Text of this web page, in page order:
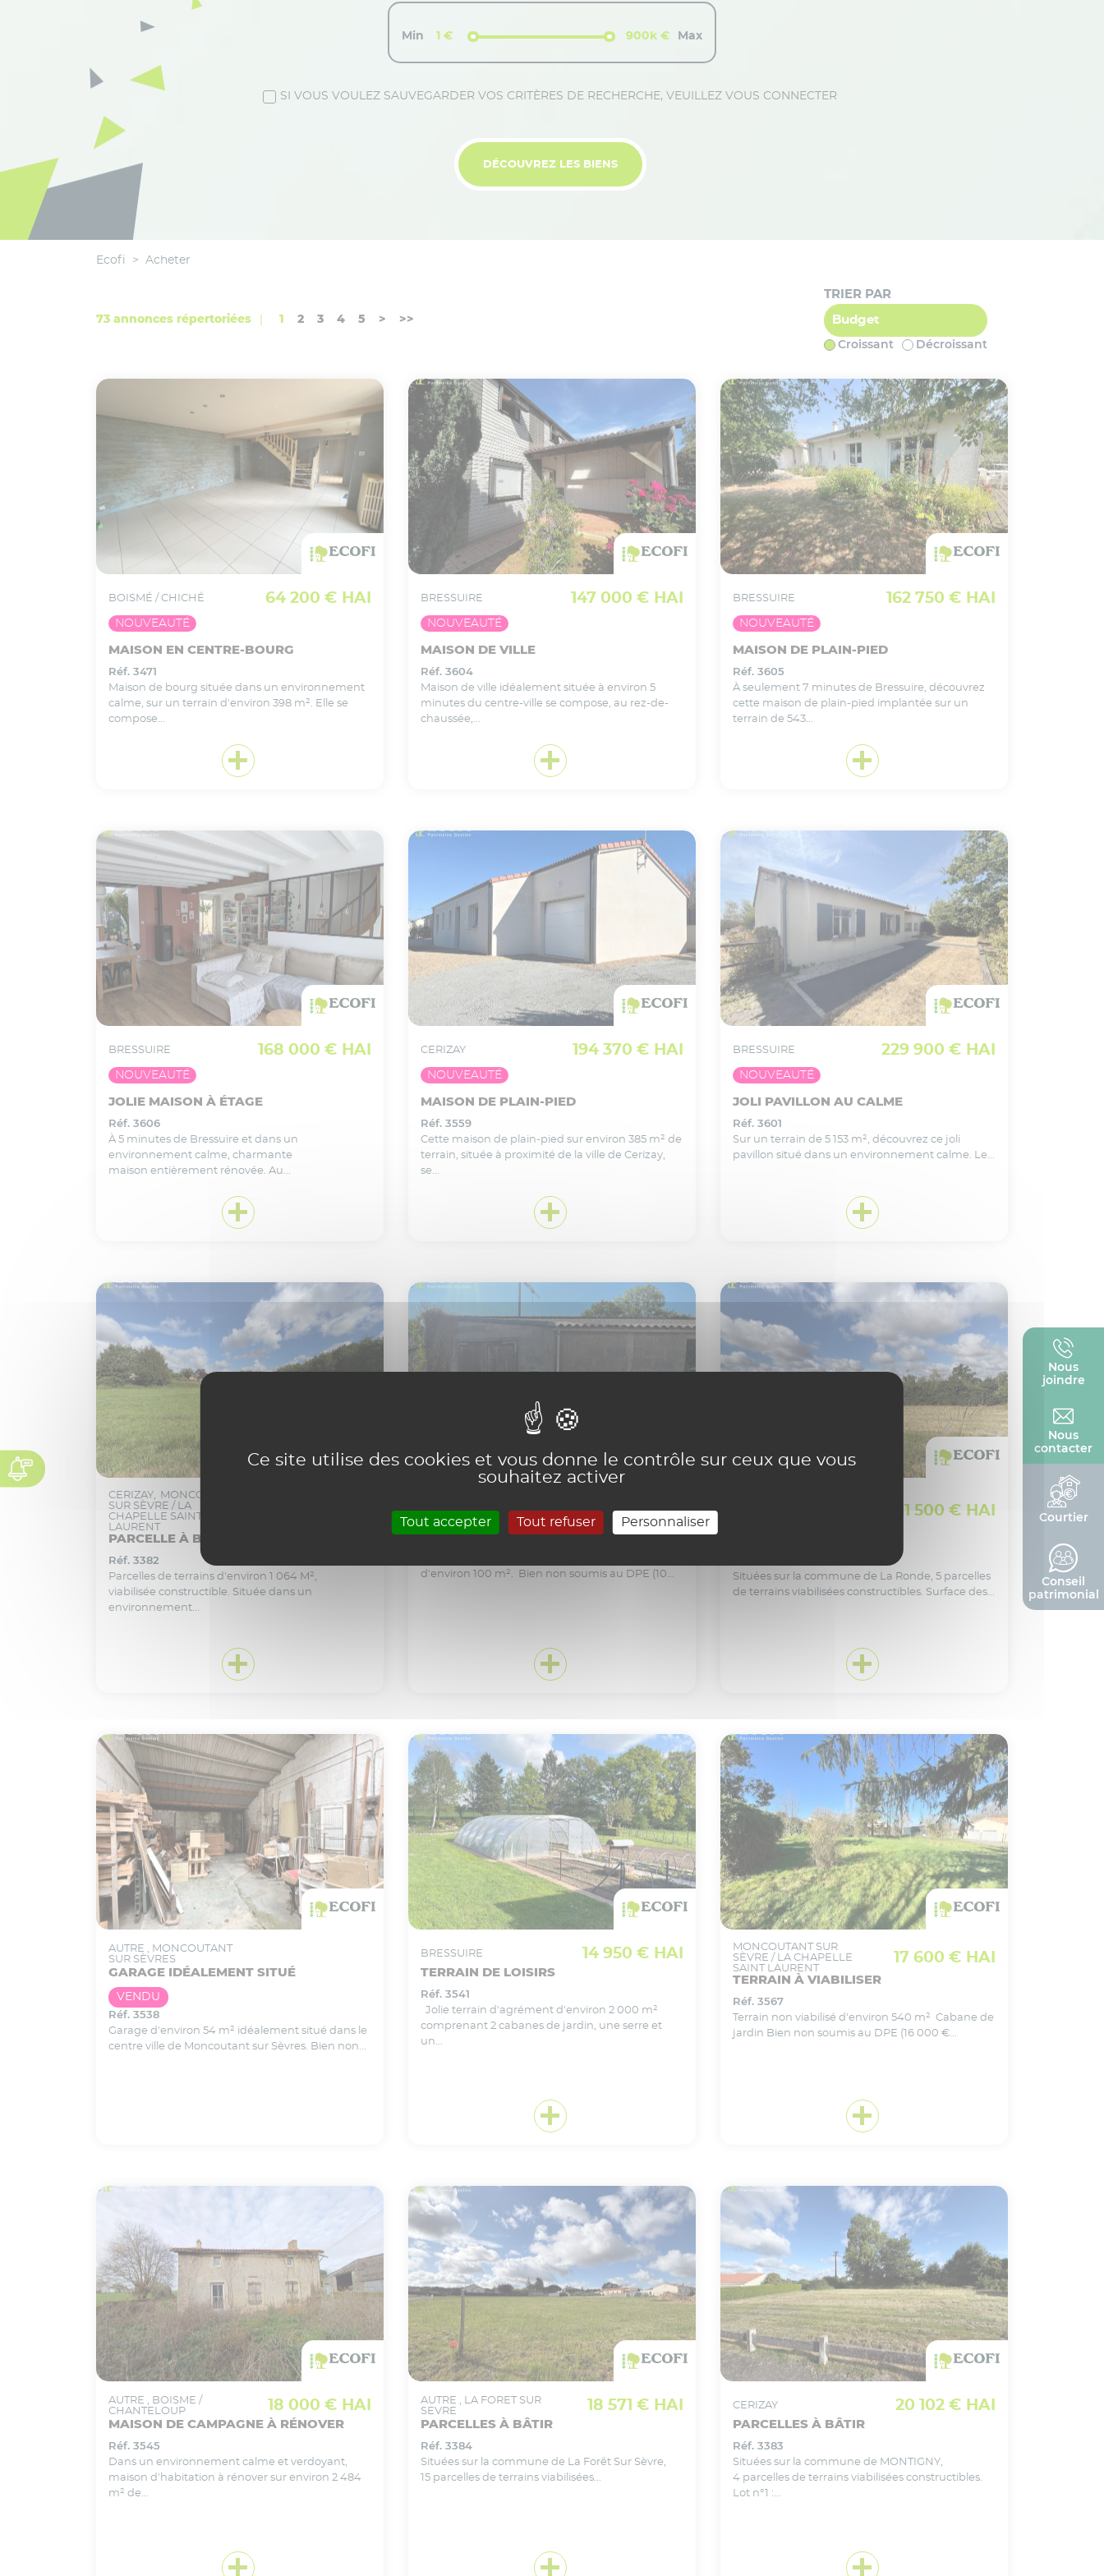
Min 1 € 900k € Max
SI VOUS VOULEZ SAUVEGARDER VOS CRITÈRES DE RECHERCHE, VEUILLEZ VOUS CONNECTER
DÉCOUVREZ LES BIENS
Ecofi > Acheter
73 annonces répertoriées 1 2 3 4 5 > >>
TRIER PAR
Croissant Décroissant
MAISON EN CENTRE-BOURG
BOISMÉ / CHICHÉ 64 200 € HAI
NOUVEAUTÉ
Réf. 3471
Maison de bourg située dans un environnement
calme, sur un terrain d'environ 398 m². Elle se
compose...
VOIR CE BIEN EN DÉTAIL
à ma sélection
MAISON DE VILLE
BRESSUIRE 147 000 € HAI
NOUVEAUTÉ
Réf. 3604
Maison de ville idéalement située à environ 5
minutes du centre-ville se compose, au rez-de-
chaussée,...
VOIR CE BIEN EN DÉTAIL
Ajouterà ma sélection
MAISON DE PLAIN-PIED
BRESSUIRE 162 750 € HAI
NOUVEAUTÉ
Réf. 3605
À seulement 7 minutes de Bressuire, découvrez
cette maison de plain-pied implantée sur un
terrain de 543...
VOIR CE BIEN EN DÉTAIL
Ajouterà ma sélection
JOLIE MAISON À ÉTAGE
BRESSUIRE 168 000 € HAI
NOUVEAUTÉ
Réf. 3606
À 5 minutes de Bressuire et dans un
environnement calme, charmante
maison entièrement rénovée. Au...
VOIR CE BIEN EN DÉTAIL
Ajouter
à ma sélection
MAISON DE PLAIN-PIED
CERIZAY 194 370 € HAI
NOUVEAUTÉ
Réf. 3559
Cette maison de plain-pied sur environ 385 m² de
terrain, située à proximité de la ville de Cerizay,
se...
VOIR CE BIEN EN DÉTAIL
Ajouter
à ma sélection
JOLI PAVILLON AU CALME
BRESSUIRE 229 900 € HAI
NOUVEAUTÉ
Réf. 3601
Sur un terrain de 5 153 m², découvrez ce joli
pavillon situé dans un environnement calme. Le...
VOIR CE BIEN EN DÉTAIL
à ma sélection
PARCELLE À BÂTIR
CERIZAY
MONCOUTANT
SUR SÈVRE / LA
CHAPELLE SAINT
LAURENT
Réf. 3382
Parcelles de terrains d'environ 1 064 M²,
viabilisée constructible. Située dans un
environnement...
VOIR CE BIEN EN DÉTAIL
Ajouter
GARAGE
d'environ 100 m². Bien non soumis au DPE (10...
VOIR CE BIEN EN DÉTAIL
11 500 € HAI
Situées sur la commune de La Ronde, 5 parcelles
de terrains viabilisées constructibles. Surface des...
VOIR CE BIEN EN DÉTAIL
à ma sélection
GARAGE IDÉALEMENT SITUÉ
AUTRE , MONCOUTANT
SUR SÈVRES
VENDU
Réf. 3538
Garage d'environ 54 m² idéalement situé dans le
centre ville de Moncoutant sur Sèvres. Bien non...
TERRAIN DE LOISIRS
BRESSUIRE 14 950 € HAI
Réf. 3541
Jolie terrain d'agrément d'environ 2 000 m²
comprenant 2 cabanes de jardin, une serre et
un...
VOIR CE BIEN EN DÉTAIL
Ajouterà ma sélection
TERRAIN À VIABILISER
MONCOUTANT SUR
SÈVRE / LA CHAPELLE
SAINT LAURENT
17 600 € HAI
Réf. 3567
Terrain non viabilisé d'environ 540 m² Cabane de
jardin Bien non soumis au DPE (16 000 €...
VOIR CE BIEN EN DÉTAIL
Ajouterà ma sélection
MAISON DE CAMPAGNE À RÉNOVER
AUTRE , BOISME /
CHANTELOUP
18 000 € HAI
Réf. 3545
Dans un environnement calme et verdoyant,
maison d'habitation à rénover sur environ 2 484
m² de...
VOIR CE BIEN EN DÉTAIL
Ajouter à ma sélection
PARCELLES À BÂTIR
AUTRE , LA FORET SUR
SEVRE
18 571 € HAI
Réf. 3384
Situées sur la commune de La Forêt Sur Sèvre,
15 parcelles de terrains viabilisées...
VOIR CE BIEN EN DÉTAIL
Ajouter
à ma sélection
PARCELLES À BÂTIR
CERIZAY 20 102 € HAI
Réf. 3383
Situées sur la commune de MONTIGNY,
4 parcelles de terrains viabilisées constructibles.
Lot n°1 :...
VOIR CE BIEN EN DÉTAIL
Ajouterà ma sélection
Nous
joindre
Nous
contacter
Courtier
Conseil
patrimonial
Ce site utilise des cookies et vous donne le contrôle sur ceux que vous
souhaitez activer
Tout accepter Tout refuser Personnaliser